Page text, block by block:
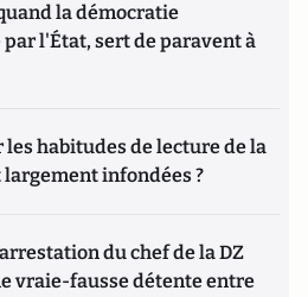
la démocratie
l'État, sert de paravent à
les habitudes de lecture de la
infondées ?
du chef de la DZ
vraie-fausse détente entre